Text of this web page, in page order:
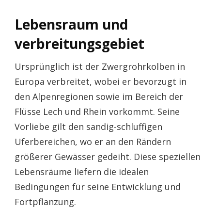
Lebensraum und
verbreitungsgebiet
Ursprünglich ist der Zwergrohrkolben in
Europa verbreitet, wobei er bevorzugt in
den Alpenregionen sowie im Bereich der
Flüsse Lech und Rhein vorkommt. Seine
Vorliebe gilt den sandig-schluffigen
Uferbereichen, wo er an den Rändern
größerer Gewässer gedeiht. Diese speziellen
Lebensräume liefern die idealen
Bedingungen für seine Entwicklung und
Fortpflanzung.